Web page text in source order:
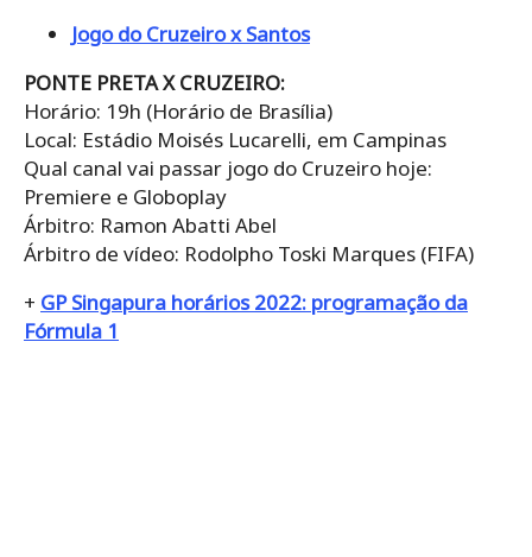
Jogo do Cruzeiro x Santos
PONTE PRETA X CRUZEIRO:
Horário: 19h (Horário de Brasília)
Local: Estádio Moisés Lucarelli, em Campinas
Qual canal vai passar jogo do Cruzeiro hoje:
Premiere e Globoplay
Árbitro: Ramon Abatti Abel
Árbitro de vídeo: Rodolpho Toski Marques (FIFA)
+ GP Singapura horários 2022: programação da
Fórmula 1